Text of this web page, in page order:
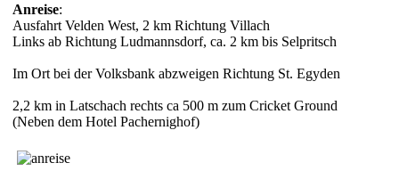
Anreise:
Ausfahrt Velden West, 2 km Richtung Villach
Links ab Richtung Ludmannsdorf, ca. 2 km bis Selpritsch
Im Ort bei der Volksbank abzweigen Richtung St. Egyden
2,2 km in Latschach rechts ca 500 m zum Cricket Ground
(Neben dem Hotel Pachernighof)